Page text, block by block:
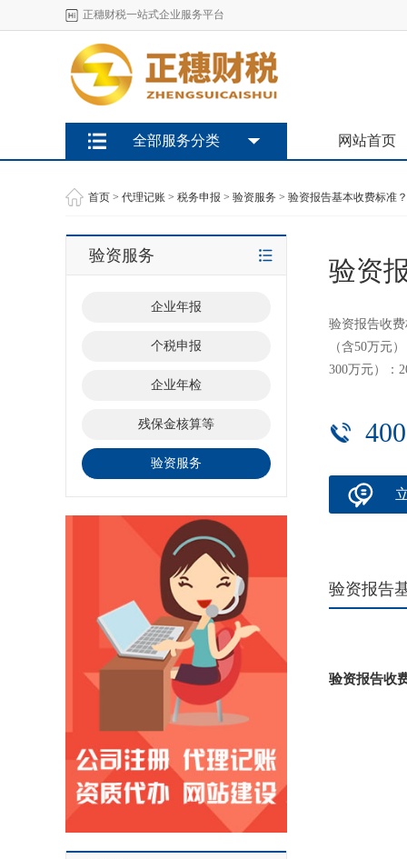
正穗财税一站式企业服务平台
网站首页
全部服务分类
首页 > 代理记账 > 税务申报 > 验资服务 > 验资报告基本收费标准？
验资服务
企业年报
个税申报
企业年检
残保金核算等
验资服务
验资
验资报告收
（含50万元
300万元）：
验资报告
验资报告收